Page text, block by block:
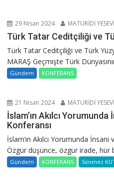
29 Nisan 2024 MATURİDİ
Türk Tatar Ceditçiliği ve
Türk Tatar Ceditçiliği ve Türk
MARAŞ Geçmişte Türk
Gündem KONFERANS
21 Nisan 2024 MATURİDİ
İslam’ın Akılcı
Konferansı
İslam’ın Akılcı Yorumunda
Özgür düşünce, özgür irade, hür
Gündem KONFERANS Sönmez